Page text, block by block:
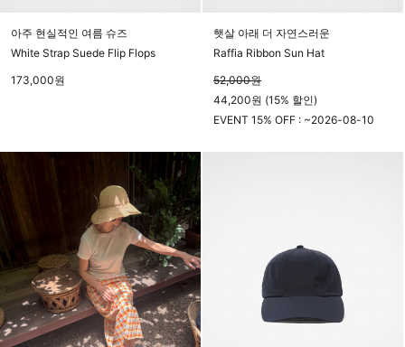
아주 현실적인 여름 슈즈
White Strap Suede Flip Flops
173,000원
햇살 아래 더 자연스러운
Raffia Ribbon Sun Hat
52,000원
44,200원 (15% 할인)
EVENT 15% OFF : ~2026-08-10